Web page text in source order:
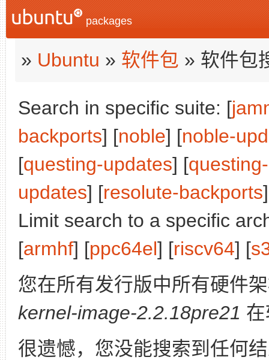
packages
» Ubuntu » 软件包 » 软件包
Search in specific suite: [
backports] [noble] [noble-
[questing-updates] [
updates] [resolute-backports
Limit search to a specific
[armhf] [ppc64el] [riscv64] [
您在所有发行版中所有硬件
kernel-image-2.2.18pre21
很遗憾，您没能搜索到任何